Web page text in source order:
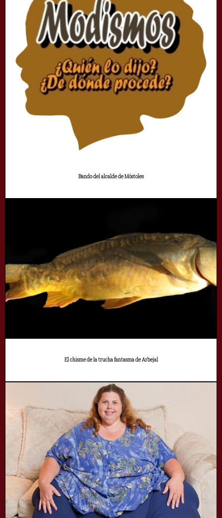
Bando del alcalde de Móstoles
El chisme de la trucha fantasma de Arbejal